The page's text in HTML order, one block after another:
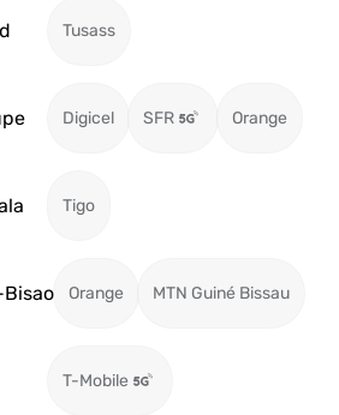
Tusass
Digicel SFR Orange
Tigo
Orange MTN Guiné Bissau
T-Mobile